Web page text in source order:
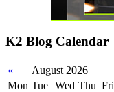
K2 Blog Calendar
« August 2026
Mon Tue Wed Thu Fri